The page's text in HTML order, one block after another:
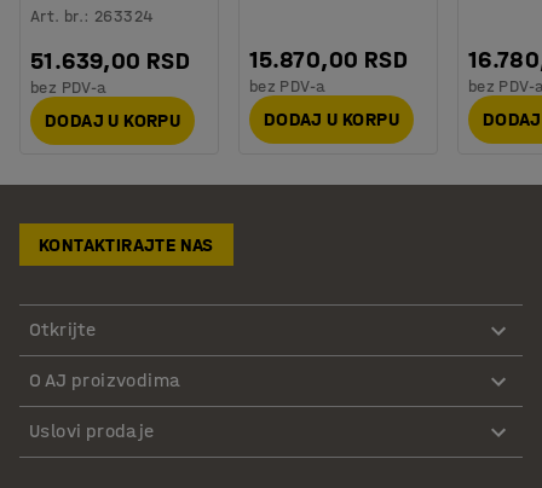
Art. br.: 263324
51.639,00 RSD
bez PDV-a
DODAJ U KORPU
15.870,00 RSD
bez PDV-a
DODAJ U KORPU
bez PDV-
KONTAKTIRAJTE NAS
Otkrijte
O AJ proizvodima
Uslovi prodaje